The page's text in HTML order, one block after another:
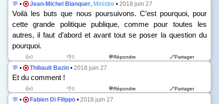
💬 • Jean-Michel Blanquer, Ministre • 2018 juin 27
Voilà les buts que nous poursuivons. C’est pourquoi, pour
cette grande politique publique, comme pour toutes les
autres, il faut d’abord et avant tout se poser la question du
pourquoi.
👍0 👎0 💬Répondre 🔗Partager
💬 • Thibault Bazin • 2018 juin 27
Et du comment !
👍0 👎0 💬Répondre 🔗Partager
💬 • Fabien Di Filippo • 2018 juin 27